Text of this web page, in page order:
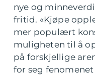
nye og
fritid. «Kjøpe
mer populært
muligheten til å
på forskjellige
for seg